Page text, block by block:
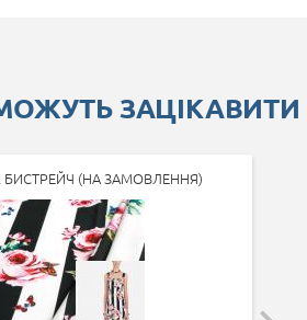
ЗАЦІКАВИТИ
(НА ЗАМОВЛЕННЯ)